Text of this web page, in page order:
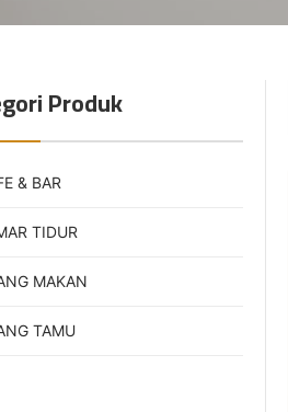
Produk
& BAR
TIDUR
MAKAN
TAMU